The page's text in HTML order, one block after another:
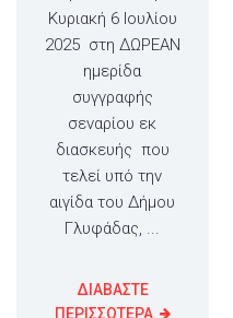
Κυριακή 6 Ιουλίου
2025 στη ΔΩΡΕΑΝ
ημερίδα
συγγραφής
σεναρίου εκ
διασκευής που
τελεί υπό την
αιγίδα του Δήμου
Γλυφάδας, ...
ΔΙΑΒΑΣΤΕ
ΠΕΡΙΣΣΟΤΕΡΑ